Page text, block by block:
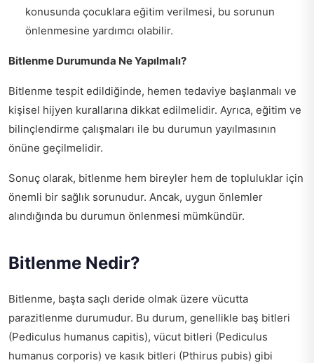
konusunda çocuklara eğitim verilmesi, bu sorunun
önlenmesine yardımcı olabilir.
Bitlenme Durumunda Ne Yapılmalı?
Bitlenme tespit edildiğinde, hemen tedaviye başlanmalı ve
kişisel hijyen kurallarına dikkat edilmelidir. Ayrıca, eğitim ve
bilinçlendirme çalışmaları ile bu durumun yayılmasının
önüne geçilmelidir.
Sonuç olarak, bitlenme hem bireyler hem de topluluklar için
önemli bir sağlık sorunudur. Ancak, uygun önlemler
alındığında bu durumun önlenmesi mümkündür.
Bitlenme Nedir?
Bitlenme, başta saçlı deride olmak üzere vücutta
parazitlenme durumudur. Bu durum, genellikle baş bitleri
(Pediculus humanus capitis), vücut bitleri (Pediculus
humanus corporis) ve kasık bitleri (Pthirus pubis) gibi